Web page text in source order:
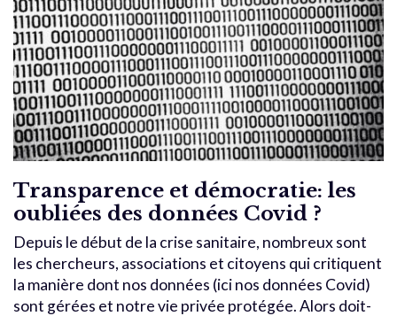
Transparence et démocratie: les
oubliées des données Covid ?
Depuis le début de la crise sanitaire, nombreux sont
les chercheurs, associations et citoyens qui critiquent
la manière dont nos données (ici nos données Covid)
sont gérées et notre vie privée protégée. Alors doit-